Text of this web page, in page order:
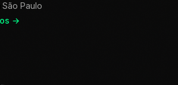
São Paulo
→